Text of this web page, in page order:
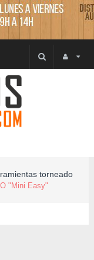
torneado
"Mini Easy"